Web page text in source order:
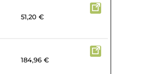
51,20 €
184,96 €